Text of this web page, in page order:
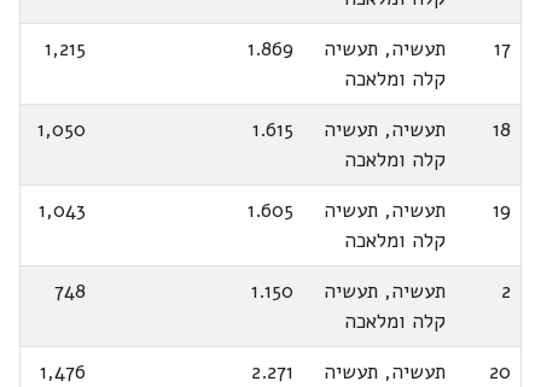
17
תעשיה, תעשיה
קלה ומלאכה
1.869
1,215
18
תעשיה, תעשיה
קלה ומלאכה
1.615
1,050
19
תעשיה, תעשיה
קלה ומלאכה
1.605
1,043
2
תעשיה, תעשיה
קלה ומלאכה
1.150
748
20
תעשיה, תעשיה
2.271
1,476